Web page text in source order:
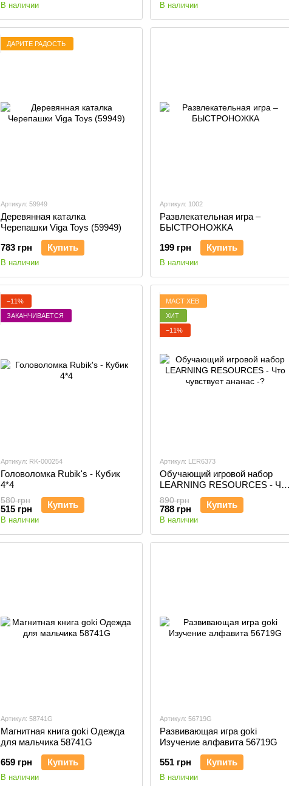
В наличии В наличии
ДАРИТЕ РАДОСТЬ
Артикул: 59949
Деревянная каталка
Черепашки Viga Toys (59949)
783 грн
Купить
В наличии
Артикул: 1002
Развлекательная игра –
БЫСТРОНОЖКА
199 грн
Купить
В наличии
−11%
ЗАКАНЧИВАЕТСЯ
Артикул: RK-000254
Головоломка Rubik's - Кубик
4*4
580 грн
515 грн Купить
В наличии
МАСТ ХЕВ
ХИТ
−11%
Артикул: LER6373
Обучающий игровой набор
LEARNING RESOURCES - Что
чувствует ананас -?
890 грн
788 грн Купить
В наличии
Артикул: 58741G
Магнитная книга goki Одежда
для мальчика 58741G
659 грн
Купить
В наличии
Артикул: 56719G
Развивающая игра goki
Изучение алфавита 56719G
551 грн
Купить
В наличии